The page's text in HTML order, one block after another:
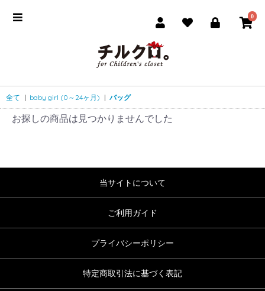
0
全て | baby girl (0～24ヶ月) | バッグ
お探しの商品は見つかりませんでした
当サイトについて
ご利用ガイド
プライバシーポリシー
特定商取引法に基づく表記